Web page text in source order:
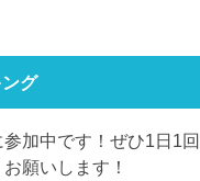
グ
参加中です！ぜひ1日1
願いします！